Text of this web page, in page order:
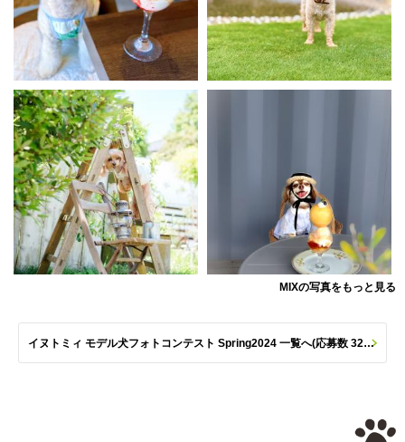
MIXの写真をもっと見る
イヌトミィ モデル犬フォトコンテスト Spring2024 一覧へ(応募数 329枚)